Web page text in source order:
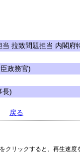
拉致問題担当 内閣府
政務官)
長)
戻る
クリックすると、再生速度